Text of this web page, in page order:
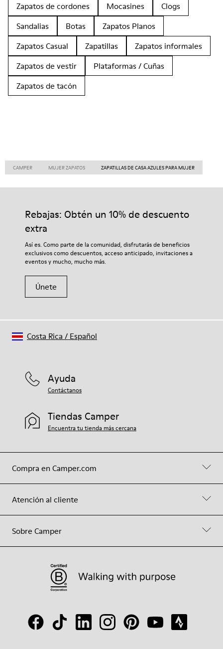
Zapatos de cordones
Mocasines
Clogs
Sandalias
Botas
Zapatos Planos
Zapatos Casual
Zapatillas
Zapatos informales
Zapatos de vestir
Plataformas / Cuñas
Zapatos de tacón
CAMPER MUJER ZAPATOS ZAPATILLAS DE CASA AZULES PARA MUJER
Rebajas: Obtén un 10% de descuento
extra
Así es. Como parte de la comunidad, disfrutarás de beneficios
exclusivos como descuentos, acceso anticipado, invitaciones a
eventos y mucho, mucho más.
Únete
Compra en Camper.com
Atención al cliente
Sobre Camper
Ayuda
Contáctanos
Tiendas Camper
Encuentra tu tienda más cercana
Costa Rica / Español